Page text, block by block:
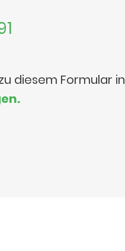
diesem Formular